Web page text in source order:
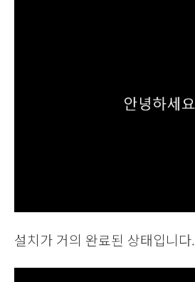
설치가 거의 완료된 상태입니다.